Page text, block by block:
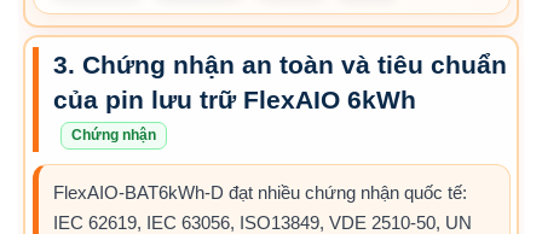
3. Chứng nhận an toàn và tiêu chuẩn
của pin lưu trữ FlexAIO 6kWh
Chứng nhận
FlexAIO-BAT6kWh-D đạt nhiều chứng nhận quốc tế:
IEC 62619, IEC 63056, ISO13849, VDE 2510-50, UN